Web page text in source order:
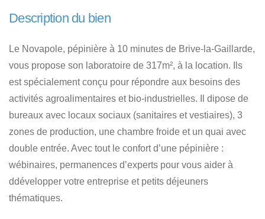
Description du bien
Le Novapole, pépinière à 10 minutes de Brive-la-Gaillarde,
vous propose son laboratoire de 317m², à la location. Ils
est spécialement conçu pour répondre aux besoins des
activités agroalimentaires et bio-industrielles. Il dipose de
bureaux avec locaux sociaux (sanitaires et vestiaires), 3
zones de production, une chambre froide et un quai avec
double entrée. Avec tout le confort d’une pépinière :
wébinaires, permanences d’experts pour vous aider à
ddévelopper votre entreprise et petits déjeuners
thématiques.